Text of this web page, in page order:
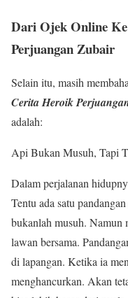
Dari Ojek Online
Perjuangan Zubair
Selain itu, masih
Cerita Heroik
adalah:
Api Bukan Musuh, Tapi
Dalam perjalanan
Tentu ada satu
bukanlah musuh. Namun
lawan bersama.
di lapangan. Ketika ia
menghancurkan. Akan